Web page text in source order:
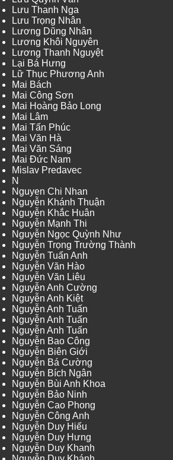
Lưu Thanh Nga
Lưu Trọng Nhân
Lương Dũng Nhân
Lương Khôi Nguyên
Lương Thanh Nguyệt
Lại Bá Hưng
Lữ Thục Phương Anh
Mai Bách
Mai Công Sơn
Mai Hoàng Bảo Long
Mai Lâm
Mai Tấn Phúc
Mai Văn Hà
Mai Văn Sáng
Mai Đức Nam
Mislav Predavec
N
Nguyen Chi Nhan
Nguyễn Khánh Thuận
Nguyễn Khắc Huân
Nguyễn Mạnh Thi
Nguyễn Ngọc Quỳnh Như
Nguyễn Trọng Trường Thành
Nguyễn Tuấn Anh
Nguyễn Văn Hào
Nguyễn Văn Liêu
Nguyễn Anh Cường
Nguyễn Anh Kiệt
Nguyễn Anh Tuấn
Nguyễn Anh Tuấn
Nguyễn Anh Tuấn
Nguyễn Bao Công
Nguyễn Biên Giới
Nguyễn Bá Cường
Nguyễn Bích Ngân
Nguyễn Bùi Anh Khoa
Nguyễn Bảo Ninh
Nguyễn Cao Phong
Nguyễn Công Anh
Nguyễn Duy Hiếu
Nguyễn Duy Hưng
Nguyễn Duy Khanh